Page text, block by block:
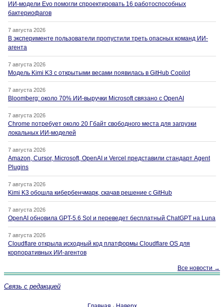
ИИ-модели Evo помогли спроектировать 16 работоспособных
бактериофагов
7 августа 2026
В эксперименте пользователи пропустили треть опасных команд ИИ-
агента
7 августа 2026
Модель Kimi K3 с открытыми весами появилась в GitHub Copilot
7 августа 2026
Bloomberg: около 70% ИИ-выручки Microsoft связано с OpenAI
7 августа 2026
Chrome потребует около 20 Гбайт свободного места для загрузки
локальных ИИ-моделей
7 августа 2026
Amazon, Cursor, Microsoft, OpenAI и Vercel представили стандарт Agent
Plugins
7 августа 2026
Kimi K3 обошла кибербенчмарк, скачав решение с GitHub
7 августа 2026
OpenAI обновила GPT-5.6 Sol и переведет бесплатный ChatGPT на Luna
7 августа 2026
Cloudflare открыла исходный код платформы Cloudflare OS для
корпоративных ИИ-агентов
Все новости →
Связь с редакцией